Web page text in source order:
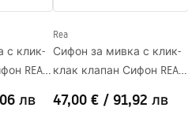
с клик-
REA
лв
Rea
Сифон за мивка с клик-
клак клапан Сифон REA
47,00 € / 91,92 лв